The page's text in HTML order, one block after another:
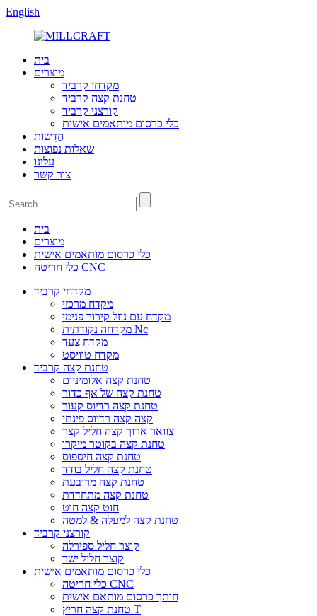
English
בית
מוצרים
מקדחי קרביד
טחנת קצה קרביד
קורצני קרביד
כלי כרסום מותאמים אישית
חֲדָשׁוֹת
שאלות נפוצות
עלינו
צור קשר
בית
מוצרים
כלי כרסום מותאמים אישית
כלי חריטה CNC
מקדחי קרביד
מקדח מרכזי
מקדח עם נוזל קירור פנימי
מקדחה נקודתית Nc
מקדח צעד
מקדח טוויסט
טחנת קצה קרביד
טחנת קצה אלומיניום
טחנת קצה של אף כדור
טחנת קצה רדיוס קעור
קצה קצה רדיוס פינתי
צוואר ארוך קצה חליל קצר
טחנת קצה בקוטר מיקרו
טחנת קצה חיספוס
טחנת קצה חליל בודד
טחנת קצה מרובעת
טחנת קצה מתחדדת
חוט קצה חוט
טחנת קצה למעלה & למטה
קורצני קרביד
קוצר חליל ספירלה
קוצר חליל ישר
כלי כרסום מותאמים אישית
כלי חריטה CNC
חותך כרסום מותאם אישית
טחנת קצה חריץ T